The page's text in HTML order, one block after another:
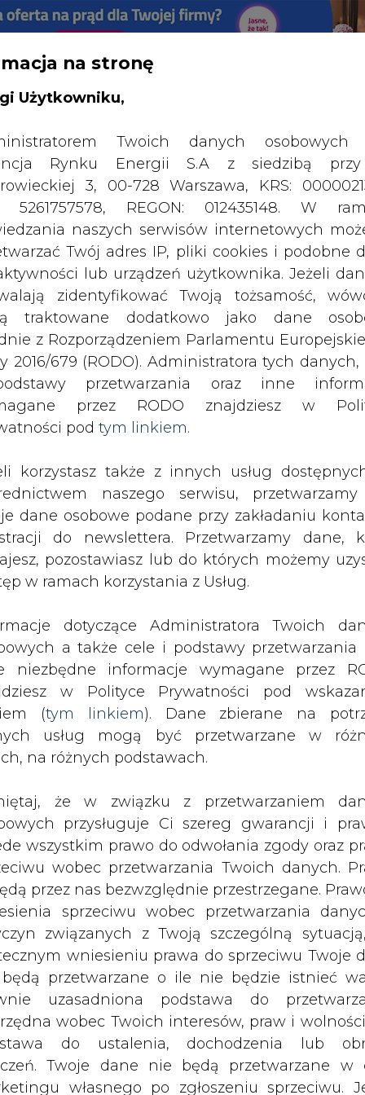
ZMIANY KADROWE NA RYNKU
na stronę
Użytkowniku,
Twoich danych osobowych
Rynku Energii S.A z siedzibą
3, 00-728 Warszawa, KRS:
5261757578, REGON: 012435148. W
naszych serwisów internetowych
Twój adres IP, pliki cookies i podobne
lub urządzeń użytkownika. Jeżeli
zidentyfikować Twoją tożsamość,
traktowane dodatkowo jako dane
z Rozporządzeniem Parlamentu
2016/679 (RODO). Administratora tych danych,
przetwarzania oraz inne
przez RODO znajdziesz w
pod tym linkiem.
korzystasz także z innych usług
naszego serwisu,
dane osobowe podane przy zakładaniu
do newslettera. Przetwarzamy dane,
pozostawiasz lub do których możemy
w ramach korzystania z Usług.
dotyczące Administratora Twoich
a także cele i podstawy przetwarzania
niezbędne informacje wymagane przez
w Polityce Prywatności pod
(tym linkiem). Dane zbierane na
usług mogą być przetwarzane w
na różnych podstawach.
że w związku z przetwarzaniem
przysługuje Ci szereg gwarancji i
wszystkim prawo do odwołania zgody oraz
wobec przetwarzania Twoich danych.
przez nas bezwzględnie przestrzegane.
sprzeciwu wobec przetwarzania
związanych z Twoją szczególną
wniesieniu prawa do sprzeciwu Twoje
przetwarzane o ile nie będzie istnieć
uzasadniona podstawa do
wobec Twoich interesów, praw i
do ustalenia, dochodzenia lub
Twoje dane nie będą przetwarzane w
własnego po zgłoszeniu sprzeciwu.
energii elektrycznej i ciepła
drukuj skomentuj udostępnij:
energii elektrycznej i
w 2007 roku o 2,0% w stosunku
Urząd Statystyczny (GUS) w
157,3 TWh a ciepła 502,8 tys. TJ.
Artykuł powstał bez wsparcia narzędzi sztucznej
inteligencji. Wydawca portalu CIRE zgadza się na
publikacji do szkoleń treningowych LLM.
z portalu cire.pl
wyślij